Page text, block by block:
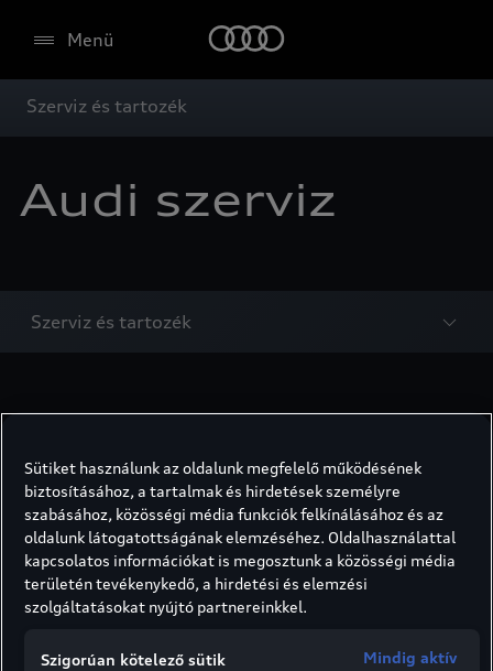
Menü
Szerviz és tartozék
Audi szerviz
Szerviz és tartozék
Sütiket használunk az oldalunk megfelelő működésének
biztosításához, a tartalmak és hirdetések személyre
szabásához, közösségi média funkciók felkínálásához és az
oldalunk látogatottságának elemzéséhez. Oldalhasználattal
kapcsolatos információkat is megosztunk a közösségi média
területén tevékenykedő, a hirdetési és elemzési
szolgáltatásokat nyújtó partnereinkkel.
Szigorúan kötelező sütik Mindig aktív